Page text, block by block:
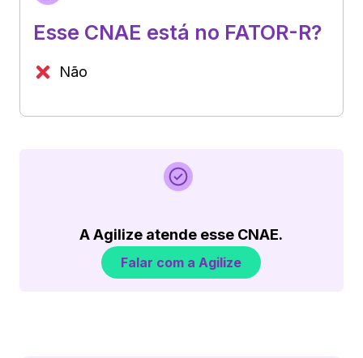
Esse CNAE está no FATOR-R?
Não
A Agilize atende esse CNAE.
Falar com a Agilize